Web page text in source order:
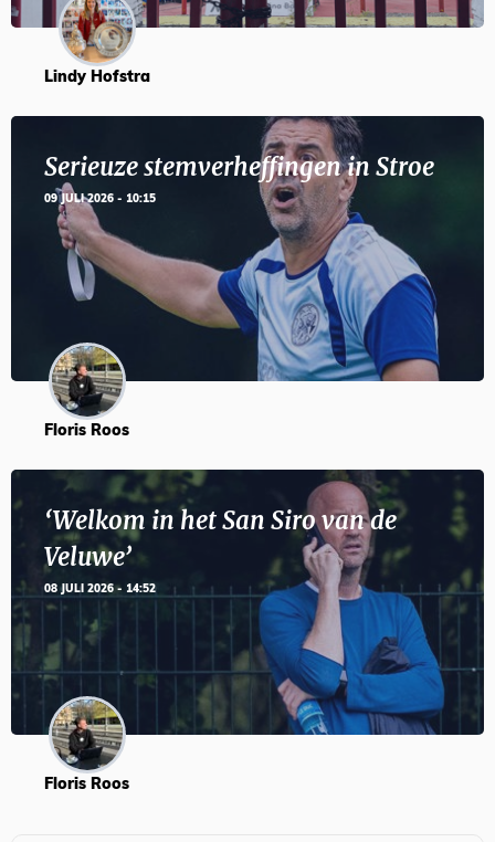
Lindy Hofstra
Serieuze stemverheffingen in Stroe
09 JULI 2026 - 10:15
Floris Roos
‘Welkom in het San Siro van de
Veluwe’
08 JULI 2026 - 14:52
Floris Roos